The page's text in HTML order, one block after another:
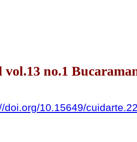
vol.13 no.1
doi.org/10.15649/